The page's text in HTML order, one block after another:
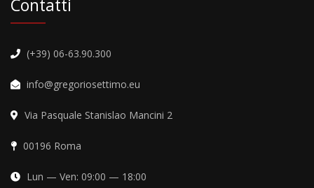
Contatti
(+39) 06-63.90.300
info@gregoriosettimo.eu
Via Pasquale Stanislao Mancini 2
00196 Roma
Lun — Ven: 09:00 — 18:00